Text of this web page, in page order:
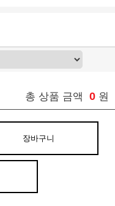
총 상품 금액 0 원
장바구니